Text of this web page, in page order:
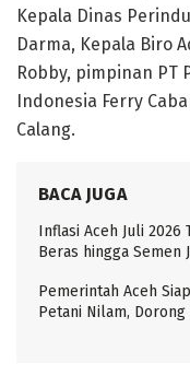
Kepala Dinas
Darma, Kepala Biro
Robby, pimpinan PT
Indonesia Ferry
Calang.
BACA JUGA
Inflasi Aceh Juli 2026
Beras hingga Semen
Pemerintah Aceh
Petani Nilam,